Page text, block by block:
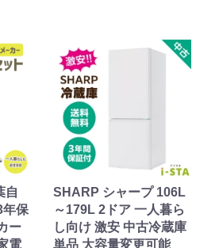
自
年保
ー
電
SHARP シャープ 106L
～179L 2ドア 一人暮ら
し向け 激安 中古冷蔵庫
単品 大容量変更可能